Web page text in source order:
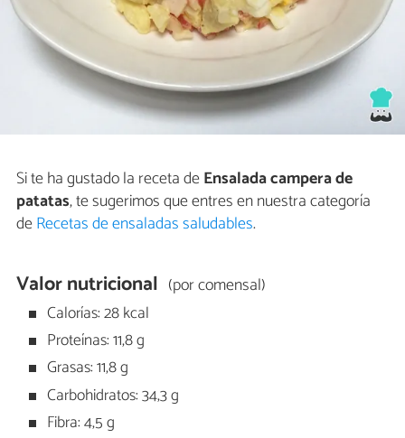
Si te ha gustado la receta deEnsalada campera de
patatas, te sugerimos que entres en nuestra categoría
deRecetas de ensaladas saludables.
Valor nutricional (por comensal)
Calorías: 28 kcal
Proteínas: 11,8 g
Grasas: 11,8 g
Carbohidratos: 34,3 g
Fibra: 4,5 g